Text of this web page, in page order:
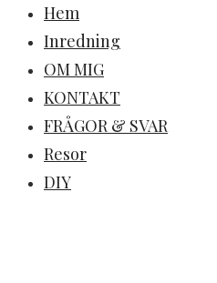
Hem
Inredning
OM MIG
KONTAKT
FRÅGOR & SVAR
Resor
DIY